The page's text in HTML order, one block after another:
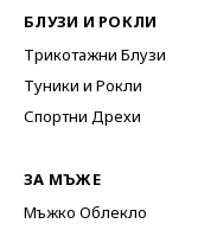
БЛУЗИ И РОКЛИ
Трикотажни Блузи
Туники и Рокли
Спортни Дрехи
ЗА МЪЖЕ
Мъжко Облекло